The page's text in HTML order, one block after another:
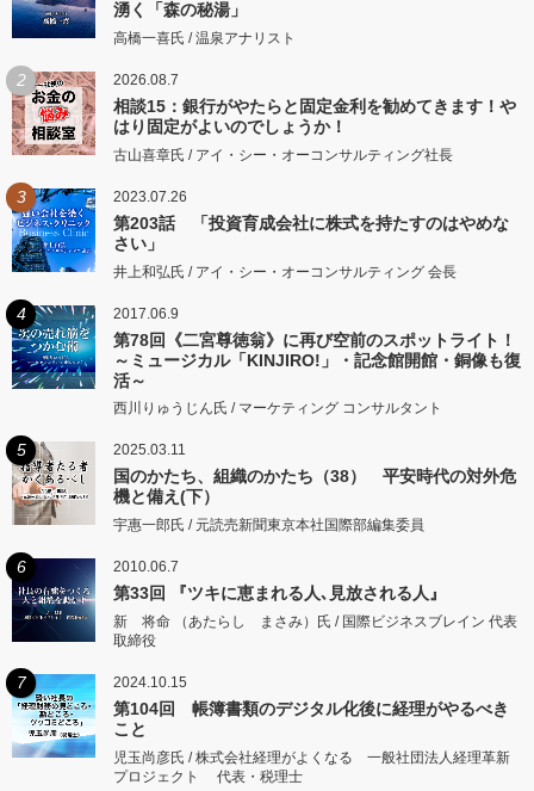
湧く「森の秘湯」
高橋一喜氏 / 温泉アナリスト
2 2026.08.7
相談15：銀行がやたらと固定金利を勧めてきます！や
はり固定がよいのでしょうか！
古山喜章氏 / アイ・シー・オーコンサルティング社長
3 2023.07.26
第203話 「投資育成会社に株式を持たすのはやめな
さい」
井上和弘氏 / アイ・シー・オーコンサルティング 会長
4 2017.06.9
第78回《二宮尊徳翁》に再び空前のスポットライト！
～ミュージカル「KINJIRO!」・記念館開館・銅像も復
活～
西川りゅうじん氏 / マーケティング コンサルタント
5 2025.03.11
国のかたち、組織のかたち（38） 平安時代の対外危
機と備え(下）
宇惠一郎氏 / 元読売新聞東京本社国際部編集委員
6 2010.06.7
第33回 『ツキに恵まれる人､見放される人』
新 将命 （あたらし まさみ）氏 / 国際ビジネスブレイン 代表
取締役
7 2024.10.15
第104回 帳簿書類のデジタル化後に経理がやるべき
こと
児玉尚彦氏 / 株式会社経理がよくなる 一般社団法人経理革新
プロジェクト 代表・税理士